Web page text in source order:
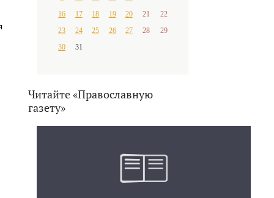
16
17 18 19 20 21
22
23
24 25 26 27 28
29
30
31
Читайте «Православную
газету»